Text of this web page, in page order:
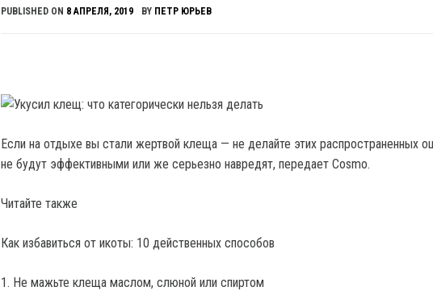
PUBLISHED ON 8 АПРЕЛЯ, 2019 BY ПЕТР ЮРЬЕВ
Если на отдыхе вы стали жертвой клеща — не делайте этих распространенных
не будут эффективными или же серьезно навредят, передает Cosmo.
Читайте также
Как избавиться от икоты: 10 действенных способов
1. Не мажьте клеща маслом, слюной или спиртом